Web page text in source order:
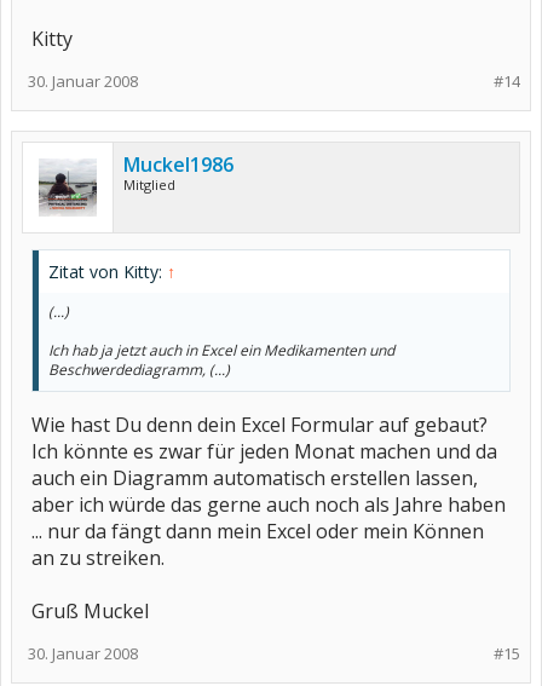
Kitty
#14
30. Januar 2008
Muckel1986
Mitglied
Zitat von Kitty: ↑
(...)
Ich hab ja jetzt auch in Excel ein Medikamenten und
Beschwerdediagramm, (...)
Wie hast Du denn dein Excel Formular auf gebaut?
Ich könnte es zwar für jeden Monat machen und da
auch ein Diagramm automatisch erstellen lassen,
aber ich würde das gerne auch noch als Jahre haben
... nur da fängt dann mein Excel oder mein Können
an zu streiken.
Gruß Muckel
#15
30. Januar 2008